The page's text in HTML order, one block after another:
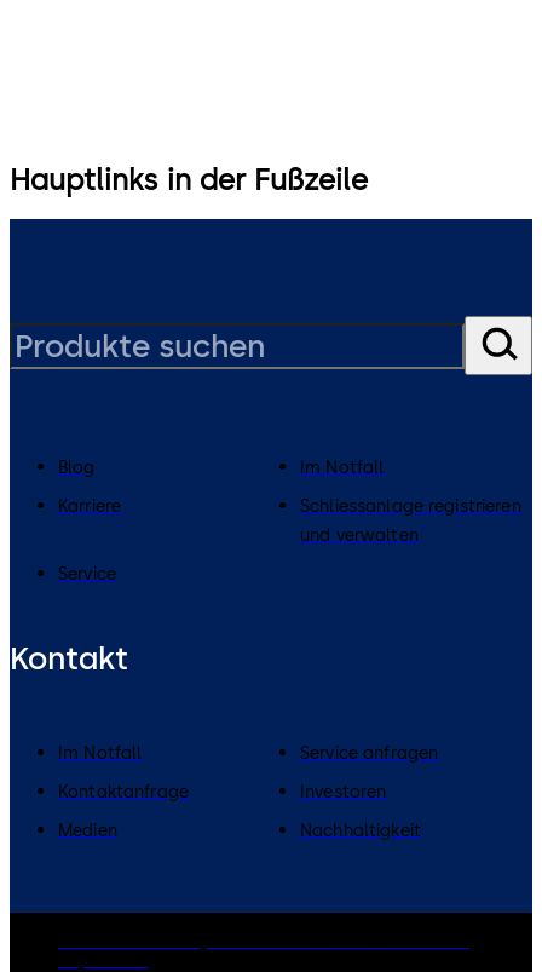
Hauptlinks in der Fußzeile
Blog
Im Notfall
Karriere
Schliessanlage registrieren
und verwalten
Service
Kontakt
Im Notfall
Service anfragen
Kontaktanfrage
Investoren
Medien
Nachhaltigkeit